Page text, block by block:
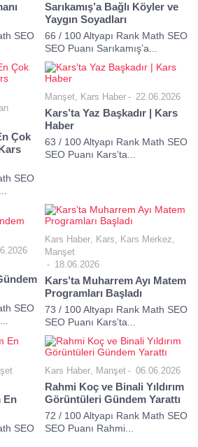
SEO
Sarıkamış’a Bağlı Köyler ve
Yaygın Soyadları
66 / 100 Altyapı Rank Math SEO
SEO Puanı Sarıkamış’a...
Çok
SEO
Manşet, Kars Haber 22.06.2026
Kars’ta Yaz Başkadır | Kars
Haber
63 / 100 Altyapı Rank Math SEO
SEO Puanı Kars’ta...
SEO
Kars Haber, Kars, Kars Merkez,
Manşet
18.06.2026
Kars’ta Muharrem Ayı Matem
Programları Başladı
73 / 100 Altyapı Rank Math SEO
SEO Puanı Kars’ta...
En
SEO
Kars Haber, Manşet 06.06.2026
Rahmi Koç ve Binali Yıldırım
Görüntüleri Gündem Yarattı
72 / 100 Altyapı Rank Math SEO
SEO Puanı Rahmi...